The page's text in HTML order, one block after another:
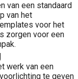
van een standaard
van het
voor het
zorgen voor een
werk van een
te geven